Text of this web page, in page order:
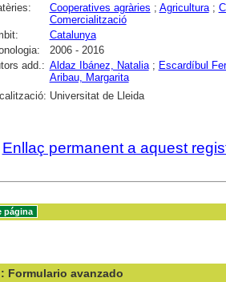
Cooperatives agràries ; Agricultura;
Comercialització
Catalunya
2006 - 2016
add.: Aldaz Ibánez, Natalia; Escardíbul
Aribau, Margarita
Universitat de Lleida
Enllaç permanent a aquest
: Formulario avanzado